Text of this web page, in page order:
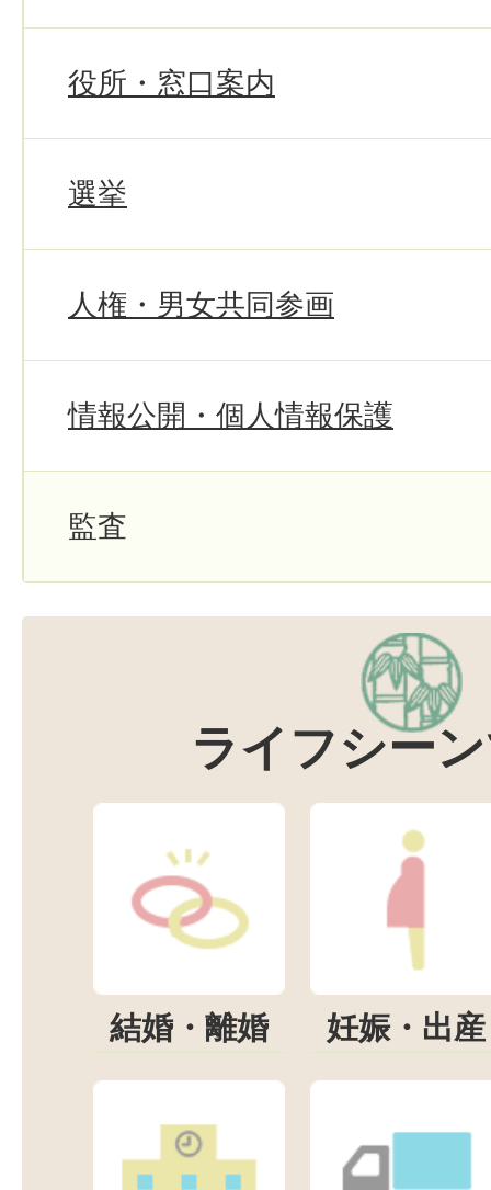
役所・窓口案内
選挙
人権・男女共同参画
情報公開・個人情報保護
監査
ライフシー
結婚・離婚 妊娠・出産